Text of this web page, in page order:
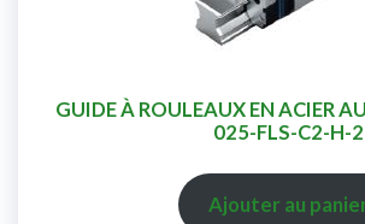
GUIDE À ROULEAUX EN ACIER
025-FLS-C2-H-2
Ajouter au